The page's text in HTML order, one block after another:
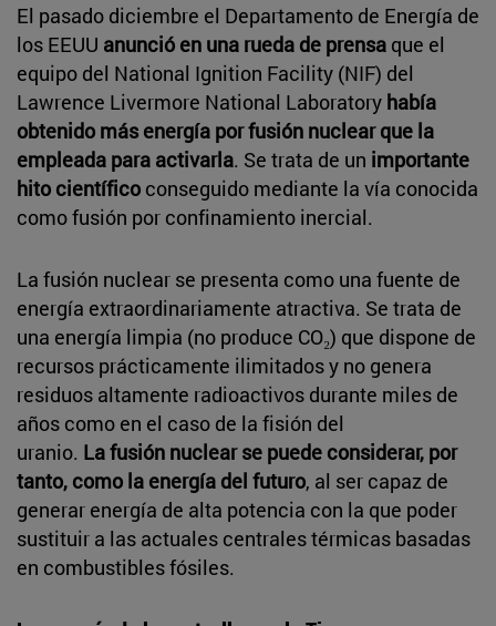
El pasado diciembre el Departamento de Energía de
los EEUU anunció en una rueda de prensa que el
equipo del National Ignition Facility (NIF) del
Lawrence Livermore National Laboratory había
obtenido más energía por fusión nuclear que la
empleada para activarla. Se trata de un importante
hito científico conseguido mediante la vía conocida
como fusión por confinamiento inercial.
La fusión nuclear se presenta como una fuente de
energía extraordinariamente atractiva. Se trata de
una energía limpia (no produce CO₂) que dispone de
recursos prácticamente ilimitados y no genera
residuos altamente radioactivos durante miles de
años como en el caso de la fisión del
uranio. La fusión nuclear se puede considerar, por
tanto, como la energía del futuro, al ser capaz de
generar energía de alta potencia con la que poder
sustituir a las actuales centrales térmicas basadas
en combustibles fósiles.